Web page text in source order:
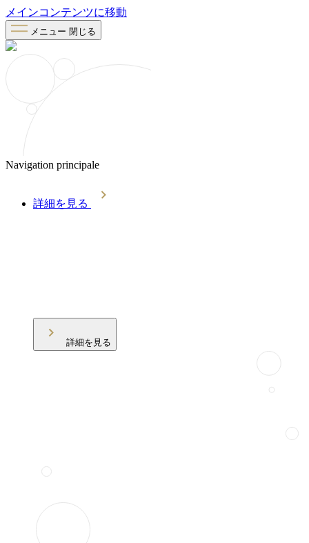
メインコンテンツに移動
メニュー 閉じる
Navigation principale
詳細を見る
詳細を見る